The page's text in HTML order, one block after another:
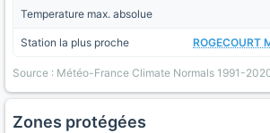
Temperature max. absolue
Station la plus proche ROGECOURT
Source : Météo-France Climate Normals 1991-
Zones protégées